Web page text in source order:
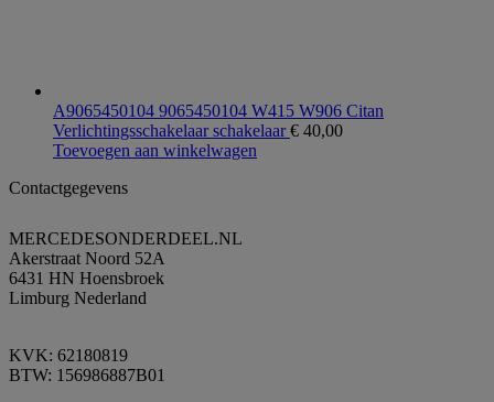
A9065450104 9065450104 W415 W906 Citan
Verlichtingsschakelaar schakelaar€ 40,00
Toevoegen aan winkelwagen
Contactgegevens
MERCEDESONDERDEEL.NL
Akerstraat Noord 52A
6431 HN Hoensbroek
Limburg Nederland
KVK: 62180819
BTW: 156986887B01